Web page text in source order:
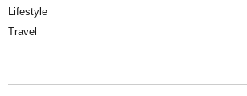
Lifestyle
Travel